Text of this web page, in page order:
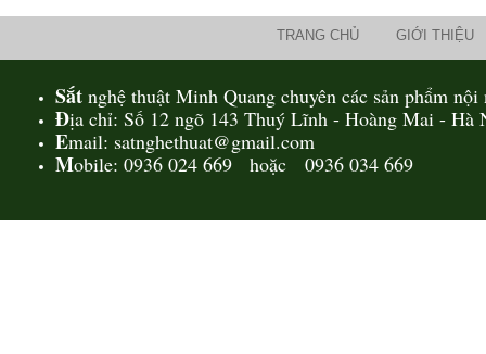
hoặc dùng...
TRANG CHỦ GIỚI THIỆU
Sắt nghệ thuật Minh Quang chuyên các sản phẩm
Địa chỉ: Số 12 ngõ 143 Thuý Lĩnh - Hoàng Mai - Hà
Email: satnghethuat@gmail.com
Mobile: 0936 024 669 hoặc 0936 034 669